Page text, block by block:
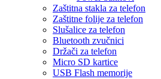
Zaštitna stakla za telefon
Zaštitne folije za telefon
Slušalice za telefon
Bluetooth zvučnici
Držači za telefon
Micro SD kartice
USB Flash memorije